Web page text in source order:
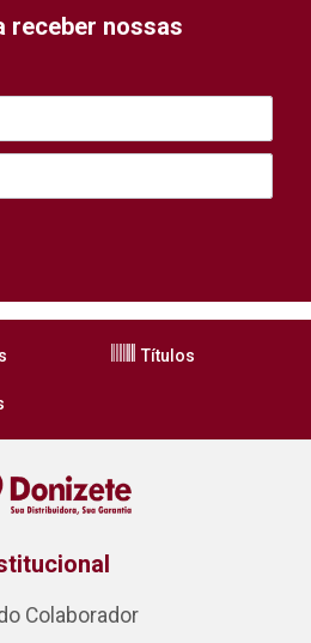
receber nossas
Títulos
Colaborador